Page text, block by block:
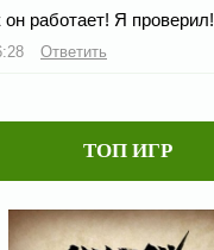
он работает! Я проверил!
Ответить
ТОП ИГР